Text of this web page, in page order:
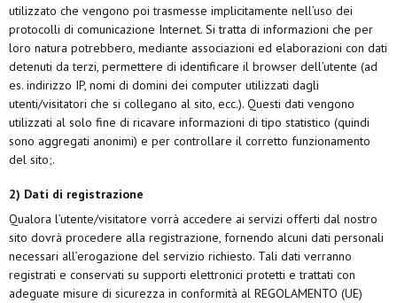
utilizzato che vengono poi trasmesse implicitamente nell’uso dei
protocolli di comunicazione Internet. Si tratta di informazioni che per
loro natura potrebbero, mediante associazioni ed elaborazioni con dati
detenuti da terzi, permettere di identificare il browser dell’utente (ad
es. indirizzo IP, nomi di domini dei computer utilizzati dagli
utenti/visitatori che si collegano al sito, ecc.). Questi dati vengono
utilizzati al solo fine di ricavare informazioni di tipo statistico (quindi
sono aggregati anonimi) e per controllare il corretto funzionamento
del sito;.
2) Dati di registrazione
Qualora l’utente/visitatore vorrà accedere ai servizi offerti dal nostro
sito dovrà procedere alla registrazione, fornendo alcuni dati personali
necessari all’erogazione del servizio richiesto. Tali dati verranno
registrati e conservati su supporti elettronici protetti e trattati con
adeguate misure di sicurezza in conformità al REGOLAMENTO (UE)